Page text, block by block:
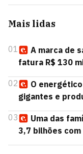
Mais lidas
01
A marca de
fatura R$ 130
02
O
gigantes e
03
Uma das
3,7 bilhões com